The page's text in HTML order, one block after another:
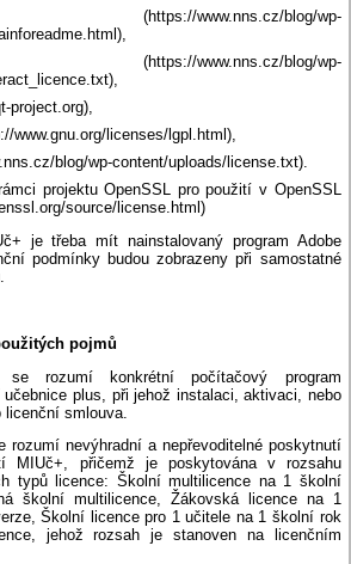
www.nns.cz/blog/wp-
www.nns.cz/blog/wp-
project.org),
www.gnu.org/licenses/lgpl.html),
blog/wp-content/uploads/license.txt).
projektu OpenSSL pro použití v OpenSSL
source/license.html)
je třeba mít nainstalovaný program Adobe
podmínky budou zobrazeny při samostatné
pojmů
se rozumí konkrétní počítačový program
plus, při jehož instalaci, aktivaci, nebo
smlouva.
rozumí nevýhradní a nepřevoditelné poskytnutí
MIUč+, přičemž je poskytována v rozsahu
typů licence: Školní multilicence na 1 školní
školní multilicence, Žákovská licence na 1
Školní licence pro 1 učitele na 1 školní rok
jehož rozsah je stanoven na licenčním